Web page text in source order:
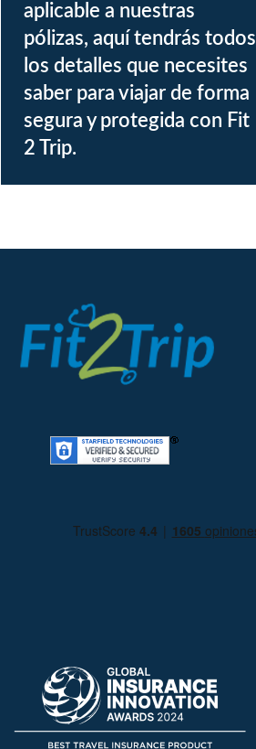
aplicable a nuestras
pólizas, aquí tendrás todos
los detalles que necesites
saber para viajar de forma
segura y protegida con Fit
2 Trip.